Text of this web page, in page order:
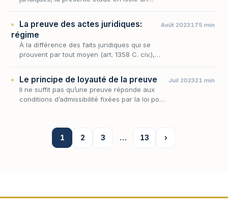
preuve pa…
La preuve des actes juridiques:
régime
À la différence des faits juridiques qui se
prouvent par tout moyen (art. 1358 C. civ.),
(art. 1359 C.…
Août 2023175 min
Le principe de loyauté de la preuve
Il ne suffit pas qu’une preuve réponde aux
conditions d’admissibilité fixées par la loi pour
Juil 202321 min
1 2 3 … 13 ›